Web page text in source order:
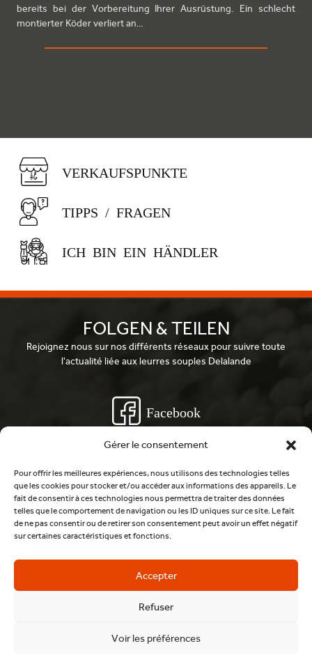
Gérer le consentement
Pour offrir les meilleures expériences, nous utilisons des technologies telles
que les cookies pour stocker et/ou accéder aux informations des appareils. Le
fait de consentir à ces technologies nous permettra de traiter des données
telles que le comportement de navigation ou les ID uniques sur ce site. Le fait
de ne pas consentir ou de retirer son consentement peut avoir un effet négatif
sur certaines caractéristiques et fonctions.
Accepter
Refuser
Voir les préférences
bereits bei der Vorbereitung Ihrer Ausrüstung. Ein schlecht
montierter Köder verliert an…
VERKAUFSPUNKTE
TIPPS / FRAGEN
ICH BIN EIN HÄNDLER
FOLGEN & TEILEN
Rejoignez nous sur nos différents réseaux pour suivre toute
l'actualité liée aux leurres souples Delalande
Facebook
Instagram
Kommen Sie und chatten Sie mit uns
auf Discord
©2020 DELALANDE PECHE. Alle Rechte vorbehalten.